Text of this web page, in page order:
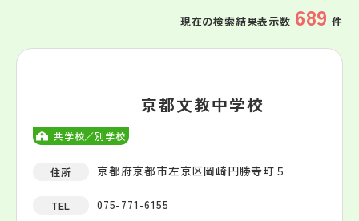
現在の検索結果表示数 689 件
共学校／別学校
京都文教中学校
住所 京都府京都市左京区岡崎円勝寺町５
TEL 075-771-6155